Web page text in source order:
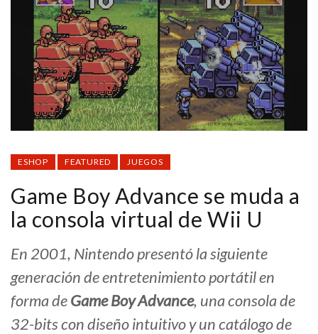
ESHOP FEATURED JUEGOS
Game Boy Advance se muda a
la consola virtual de Wii U
En 2001, Nintendo presentó la siguiente
generación de entretenimiento portátil en
forma deGame Boy Advance, una consola de
32-bits con diseño intuitivo y un catálogo de